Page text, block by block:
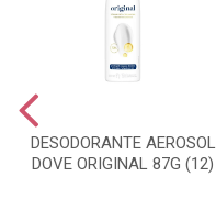
DESODORANTE AEROSOL
DOVE ORIGINAL 87G (12)